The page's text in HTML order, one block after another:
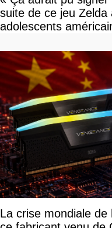
suite de ce jeu
adolescents
La crise mondiale